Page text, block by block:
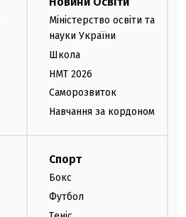
Міністерство освіти та
науки України
Школа
НМТ 2026
Саморозвиток
Навчання за кордоном
Спорт
Бокс
Футбол